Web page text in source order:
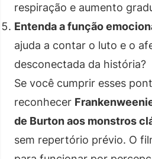
respiração e aumento
Entenda a função
ajuda a contar o luto e o
desconectada da história?
Se você cumprir esses
reconhecer
de Burton aos monstros
sem repertório prévio. O